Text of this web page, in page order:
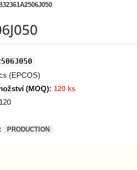
(EPCOS)
(MOQ): 120 ks
120
PRODUCTION